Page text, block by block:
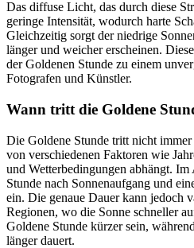
Das diffuse Licht, das durch diese
geringe Intensität, wodurch harte
Gleichzeitig sorgt der niedrige
länger und weicher erscheinen.
der Goldenen Stunde zu einem
Fotografen und Künstler.
Wann tritt die Goldene
Die Goldene Stunde tritt nicht
von verschiedenen Faktoren wie
und Wetterbedingungen abhängt.
Stunde nach Sonnenaufgang und
ein. Die genaue Dauer kann jedoch
Regionen, wo die Sonne schneller
Goldene Stunde kürzer sein,
länger dauert.